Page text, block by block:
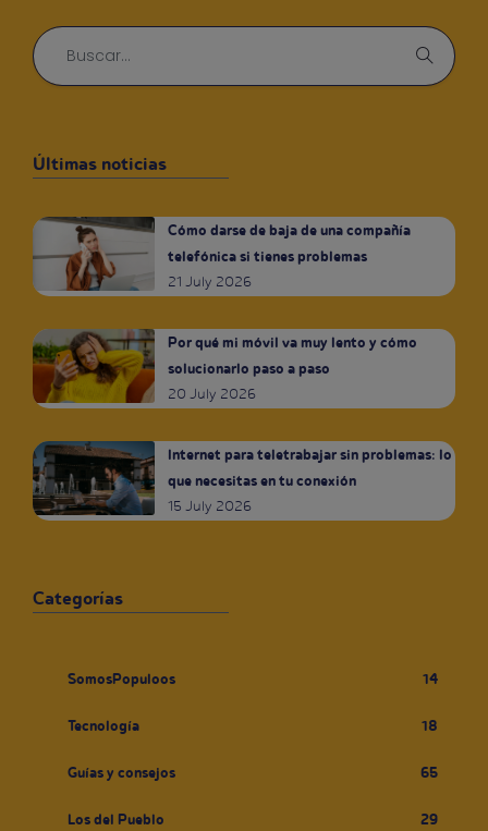
Últimas noticias
Cómo darse de baja de una compañía
telefónica si tienes problemas
21 July 2026
Por qué mi móvil va muy lento y cómo
solucionarlo paso a paso
20 July 2026
Internet para teletrabajar sin problemas: lo
que necesitas en tu conexión
15 July 2026
Categorías
SomosPopuloos 14
Tecnología 18
Guías y consejos 65
Los del Pueblo 29